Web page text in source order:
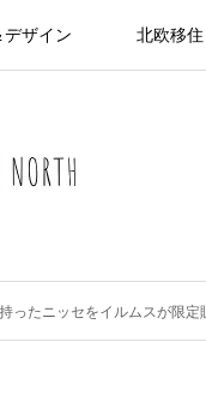
ザイン 北欧移
ったニッセをイルムスが限定